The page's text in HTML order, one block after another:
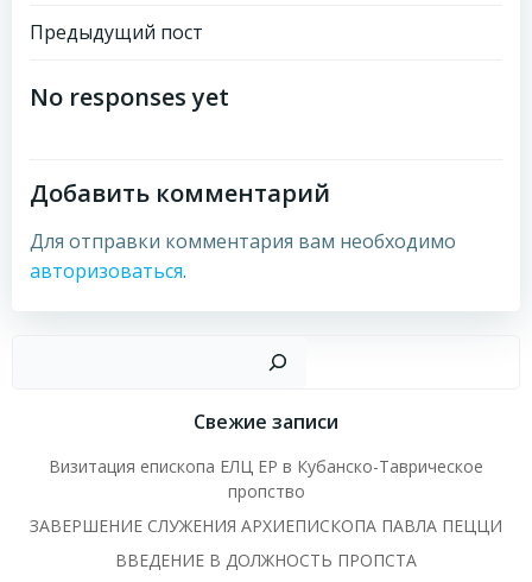
Навигация
по
Предыдущий пост
No responses yet
Добавить комментарий
Для отправки комментария вам необходимо
авторизоваться.
Свежие записи
Визитация епископа ЕЛЦ ЕР в Кубанско-Таврическое
пропство
ЗАВЕРШЕНИЕ СЛУЖЕНИЯ АРХИЕПИСКОПА ПАВЛА ПЕЦЦИ
ВВЕДЕНИЕ В ДОЛЖНОСТЬ ПРОПСТА